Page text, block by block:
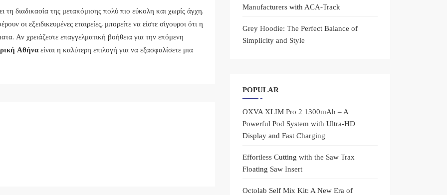
τη διαδικασία της μετακόμισης πολύ πιο εύκολη και χωρίς άγχη.
οι εξειδικευμένες εταιρείες, μπορείτε να είστε σίγουροι ότι η
Αν χρειάζεστε επαγγελματική βοήθεια για την επόμενη
Αθήναείναι η καλύτερη επιλογή για να εξασφαλίσετε μια
Manufacturers with ACA-Track
Grey Hoodie: The Perfect Balance of
Simplicity and Style
POPULAR
OXVA XLIM Pro 2 1300mAh – A
Powerful Pod System with Ultra-HD
Display and Fast Charging
Effortless Cutting with the Saw Trax
Floating Saw Insert
Octolab Self Mix Kit: A New Era of